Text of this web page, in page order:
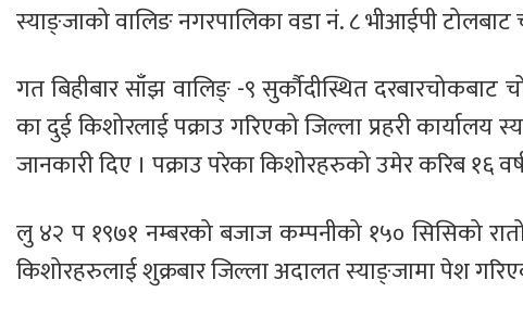
स्याङ्जाको वालिङ नगरपालिका वडा नं. ८ भीआईपी
गत बिहीबार साँझ वालिङ् -९ सुर्कौदीस्थित
का दुई किशोरलाई पक्राउ गरिएको जिल्ला प्रहरी कार्यालय
जानकारी दिए । पक्राउ परेका किशोरहरुको उमेर करिब १६
लु ४२ प १९७१ नम्बरको बजाज कम्पनीको १५० सिसिको
किशोरहरुलाई शुक्रबार जिल्ला अदालत स्याङ्जामा पेश